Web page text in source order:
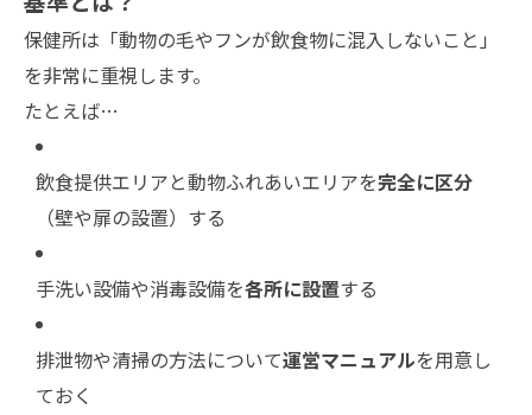
保健所は「動物の毛やフンが飲食物に混入しないこと」
を非常に重視します。
たとえば…
飲食提供エリアと動物ふれあいエリアを完全に区分
（壁や扉の設置）する
手洗い設備や消毒設備を各所に設置する
排泄物や清掃の方法について運営マニュアルを用意し
ておく